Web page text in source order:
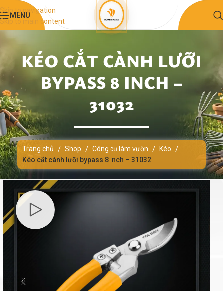
Skip to navigation
Skip to main content
MENU
KÉO CẮT CÀNH LƯỠI
BYPASS 8 INCH –
31032
Trang chủ / Shop / Công cụ làm vườn / Kéo /
Kéo cắt cành lưỡi bypass 8 inch – 31032